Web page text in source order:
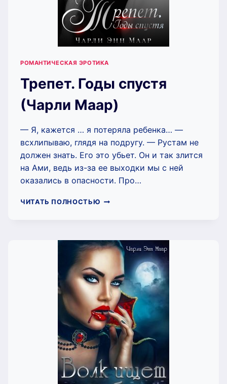
РОМАНТИЧЕСКАЯ ЭРОТИКА
Трепет. Годы спустя
(Чарли Маар)
— Я, кажется … я потеряла ребенка… —
всхлипываю, глядя на подругу. — Рустам не
должен знать. Его это убьет. Он и так злится
на Ами, ведь из-за ее выходки мы с ней
оказались в опасности. Про…
ЧИТАТЬ ПОЛНОСТЬЮ ТРЕПЕТ.
МААР)